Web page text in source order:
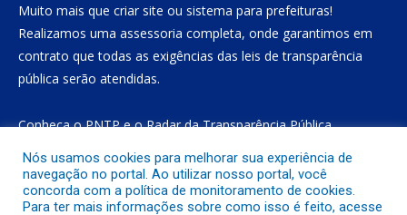
Muito mais que criar site ou sistema para prefeituras!
Realizamos uma assessoria completa, onde garantimos em
contrato que todas as exigências das leis de transparência
pública serão atendidas.
Conheça oPNTPe oRadar da Transparência Pública
Todos os direitos reservados a Prefeitura Municipal de Gurupá
Nós usamos cookies para melhorar sua experiência de
navegação no portal. Ao utilizar nosso portal, você
concorda com a política de monitoramento de cookies.
Para ter mais informações sobre como isso é feito, acesse